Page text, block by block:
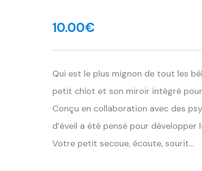
10.00€
Qui est le plus mignon de tout les
petit chiot et son miroir intégré pour
Conçu en collaboration avec des
d’éveil a été pensé pour développer
Votre petit secoue, écoute, sourit…